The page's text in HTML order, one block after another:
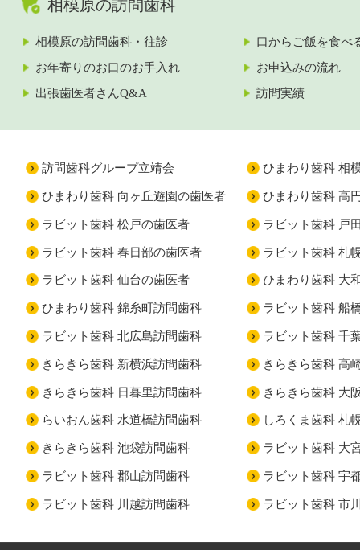
相模原の訪問歯科
相模原の訪問歯科・往診
口からご飯を食べ
お年寄りのお口のお手入れ
お申込みの流れ
出張歯医者さんQ&A
訪問実績
訪問歯科グループ立靖会 ひまわり歯科 相
ひまわり歯科 向ヶ丘遊園の歯医者 ひまわり歯科 高
ラビット歯科 松戸の歯医者 ラビット歯科 戸
ラビット歯科 春日部の歯医者 ラビット歯科 札
ラビット歯科 仙台の歯医者 ひまわり歯科 大
ひまわり歯科 錦糸町訪問歯科 ラビット歯科 船
ラビット歯科 北広島訪問歯科 ラビット歯科 千
きらきら歯科 新横浜訪問歯科 きらきら歯科 高
きらきら歯科 日暮里訪問歯科 きらきら歯科 大
らいおん歯科 水道橋訪問歯科 しろくま歯科 札
きらきら歯科 池袋訪問歯科 ラビット歯科 大
ラビット歯科 郡山訪問歯科 ラビット歯科 宇
ラビット歯科 川越訪問歯科 ラビット歯科 市